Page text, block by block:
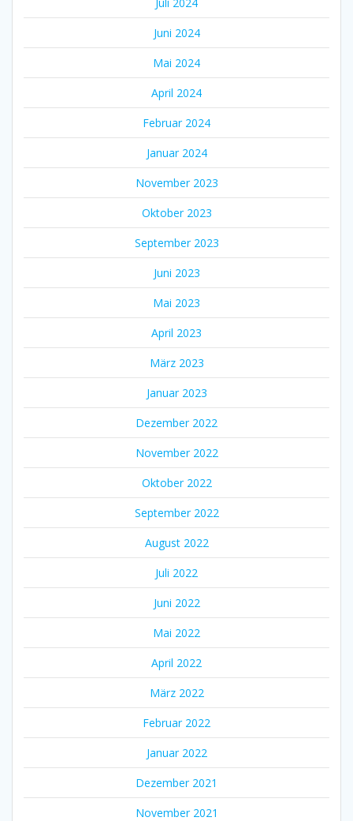
Juni 2024
Mai 2024
April 2024
Februar 2024
Januar 2024
November 2023
Oktober 2023
September 2023
Juni 2023
Mai 2023
April 2023
März 2023
Januar 2023
Dezember 2022
November 2022
Oktober 2022
September 2022
August 2022
Juli 2022
Juni 2022
Mai 2022
April 2022
März 2022
Februar 2022
Januar 2022
Dezember 2021
November 2021